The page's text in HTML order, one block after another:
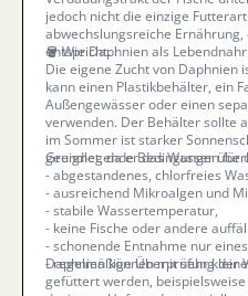
jedoch nicht die einzige
abwechslungsreiche
entspricht.
🪣 Wie Daphnien als
Die eigene Zucht von Daphnien
kann einen Plastikbehälter, ein
Außengewässer oder einen
verwenden. Der Behälter sollte
im Sommer ist starker
geeignet, da er das Wasser
Grundlegende Bedingungen für
- abgestandenes, chlorfreies
- ausreichend Mikroalgen und
- stabile Wassertemperatur,
- keine Fische oder andere
- schonende Entnahme nur
- regelmäßige Überprüfung der
Daphnien können mit sehr
gefüttert werden,